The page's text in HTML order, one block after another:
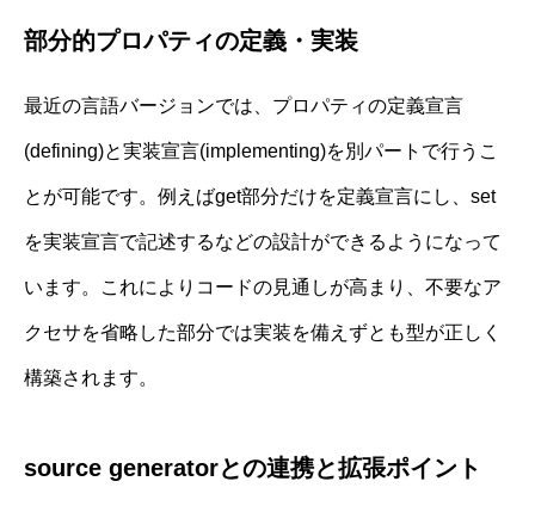
部分的プロパティの定義・実装
最近の言語バージョンでは、プロパティの定義宣言
(defining)と実装宣言(implementing)を別パートで行うこ
とが可能です。例えばget部分だけを定義宣言にし、set
を実装宣言で記述するなどの設計ができるようになって
います。これによりコードの見通しが高まり、不要なア
クセサを省略した部分では実装を備えずとも型が正しく
構築されます。
source generatorとの連携と拡張ポイント